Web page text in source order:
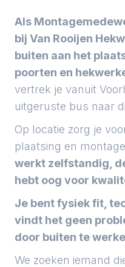
Als
bij Van Rooijen
buiten aan het
poorten en
vertrek je vanuit
uitgeruste bus naar
Op locatie zorg je
plaatsing en
werkt zelfstandig,
hebt oog voor
Je bent fysiek fit,
vindt het geen
door buiten te
We zoeken iemand